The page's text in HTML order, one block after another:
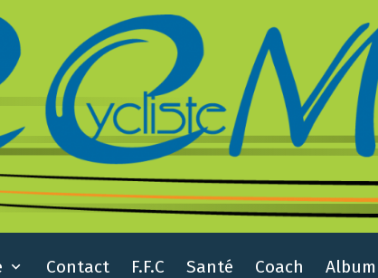
Contact F.F.C Santé Coach Album